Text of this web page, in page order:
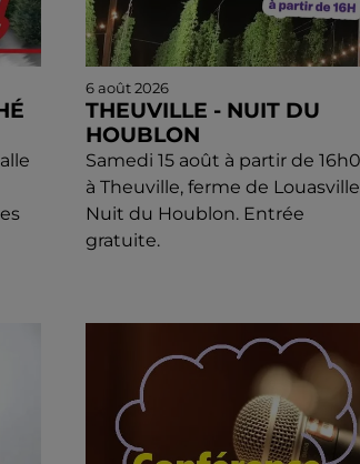
6 août 2026
THEUVILLE - NUIT DU
HOUBLON
Samedi 15 août à partir de
à Theuville, ferme de Louasville
Nuit du Houblon. Entrée
gratuite.